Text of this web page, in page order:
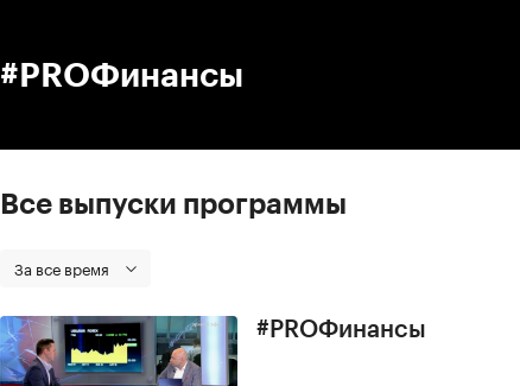
#PROФинансы
Все выпуски программы
За все время
#PROФинансы